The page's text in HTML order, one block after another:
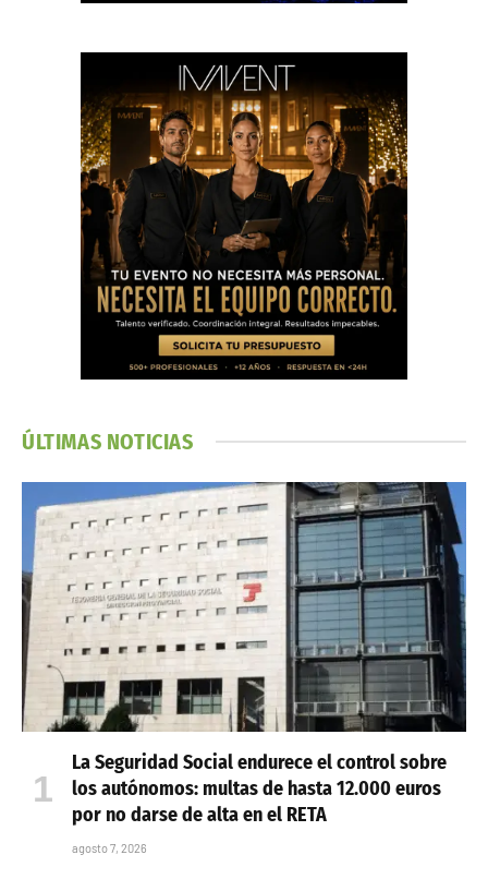
ÚLTIMAS NOTICIAS
La Seguridad Social endurece el control sobre
los autónomos: multas de hasta 12.000 euros
por no darse de alta en el RETA
agosto 7, 2026